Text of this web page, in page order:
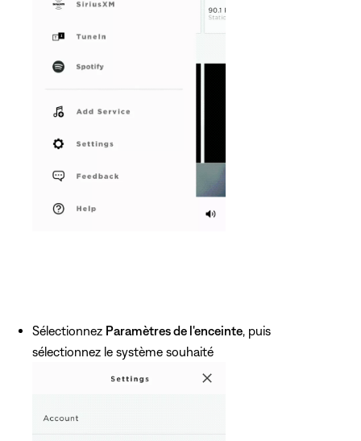
Sélectionnez Paramètres de l'enceinte , puis
sélectionnez le système souhaité